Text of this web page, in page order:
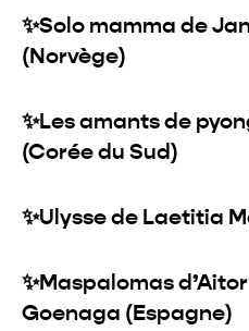
✨Solo mamma de
(Norvège)
✨Les amants de
(Corée du Sud)
✨Ulysse de Laetitia
✨Maspalomas
Goenaga (Espagne)